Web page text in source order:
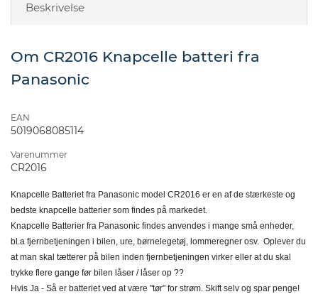
Beskrivelse
Om CR2016 Knapcelle batteri fra
Panasonic
EAN
5019068085114
Varenummer
CR2016
Knapcelle Batteriet fra Panasonic model CR2016 er en af de stærkeste og
bedste knapcelle batterier som findes på markedet.
Knapcelle Batterier fra Panasonic findes anvendes i mange små enheder,
bl.a fjernbetjeningen i bilen, ure, børnelegetøj, lommeregner osv. Oplever du
at man skal tætterer på bilen inden fjernbetjeningen virker eller at du skal
trykke flere gange før bilen låser / låser op ??
Hvis Ja - Så er batteriet ved at være "tør" for strøm. Skift selv og spar penge!